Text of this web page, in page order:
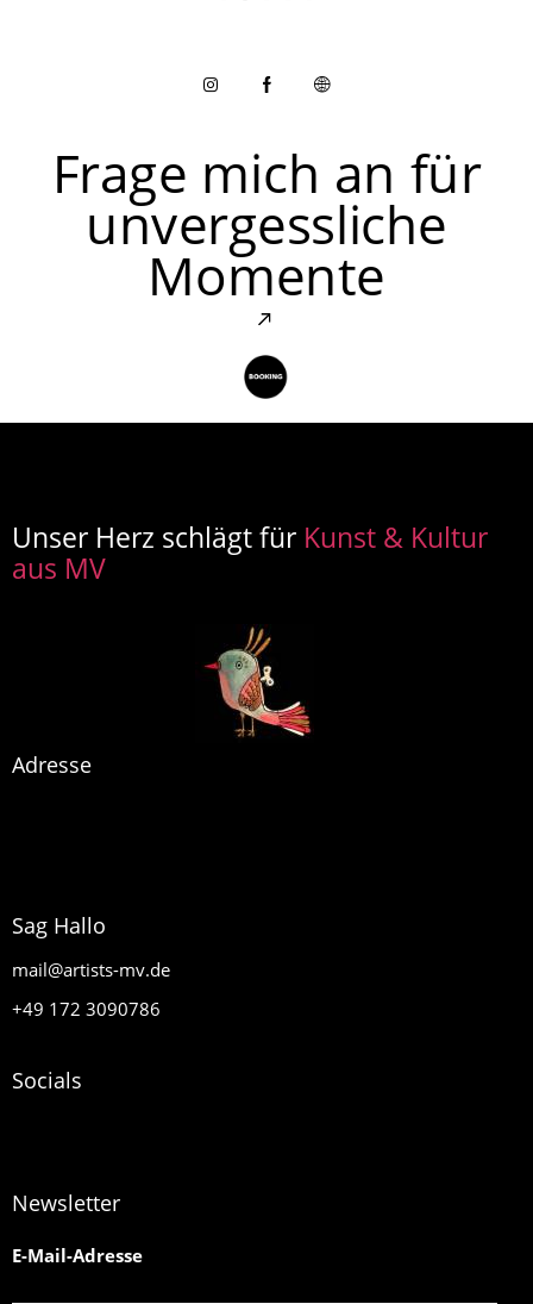
Frage mich an für
unvergessliche
Momente
Unser Herz schlägt für Kunst & Kultur
aus MV
Adresse
Sag Hallo
mail@artists-mv.de
+49 172 3090786
Socials
Newsletter
E-Mail-Adresse